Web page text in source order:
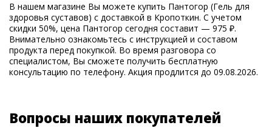
В нашем магазине Вы можете купить Пантогор (Гель для
здоровья суставов) с доставкой в Кропоткин. С учетом
скидки 50%, цена Пантогор сегодня составит — 975 ₽.
Внимательно ознакомьтесь с инструкцией и составом
продукта перед покупкой. Во время разговора со
специалистом, Вы сможете получить бесплатную
консультацию по телефону. Акция продлится до 09.08.2026.
Вопросы наших покупателей